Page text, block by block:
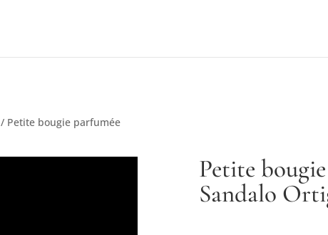
/ Petite bougie parfumée
Petite
Sandalo